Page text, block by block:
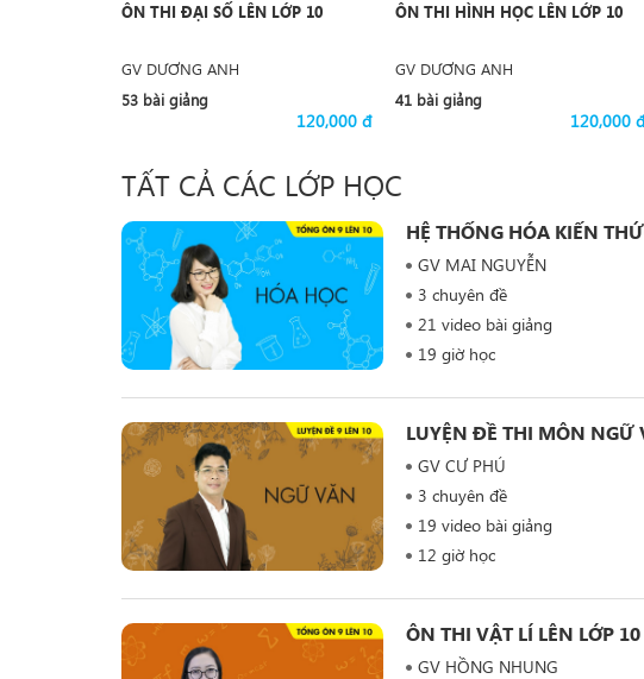
ÔN THI ĐẠI SỐ LÊN LỚP 10
GV DƯƠNG ANH
53 bài giảng
120,000 đ
ÔN THI HÌNH HỌC LÊN LỚP 10
GV DƯƠNG ANH
41 bài giảng
120,000
TẤT CẢ CÁC LỚP HỌC
HỆ THỐNG HÓA KIẾN
GV MAI NGUYỄN
3 chuyên đề
21 video bài giảng
19 giờ học
LUYỆN ĐỀ THI MÔN NGỮ
GV CƯ PHÚ
3 chuyên đề
19 video bài giảng
12 giờ học
ÔN THI VẬT LÍ LÊN LỚP 10
GV HỒNG NHUNG